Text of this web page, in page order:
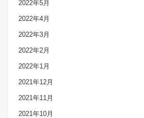
2022年5月
2022年4月
2022年3月
2022年2月
2022年1月
2021年12月
2021年11月
2021年10月